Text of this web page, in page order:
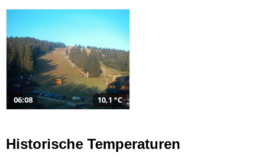
06:08 10,1 °C
Historische Temperaturen